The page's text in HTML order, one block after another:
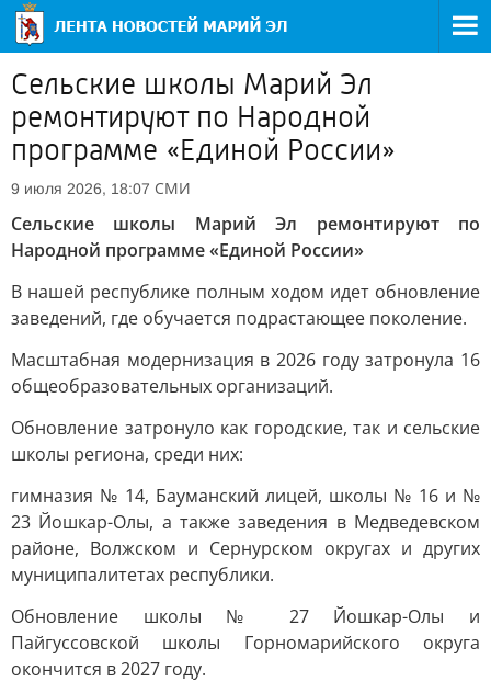
Сельские школы Марий Эл
ремонтируют по Народной
программе «Единой России»
9 июля 2026, 18:07 СМИ
Сельские школы Марий Эл ремонтируют по
Народной программе «Единой России»
В нашей республике полным ходом идет обновление
заведений, где обучается подрастающее поколение.
Масштабная модернизация в 2026 году затронула 16
общеобразовательных организаций.
Обновление затронуло как городские, так и сельские
школы региона, среди них:
гимназия № 14, Бауманский лицей, школы № 16 и №
23 Йошкар-Олы, а также заведения в Медведевском
районе, Волжском и Сернурском округах и других
муниципалитетах республики.
Обновление школы № 27 Йошкар-Олы и
Пайгуссовской школы Горномарийского округа
окончится в 2027 году.